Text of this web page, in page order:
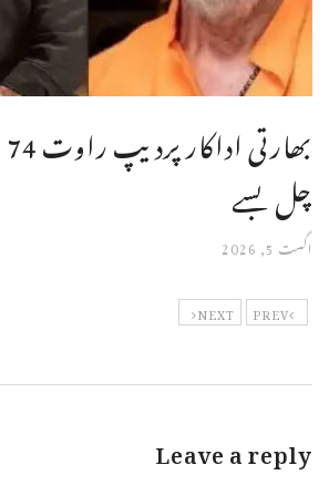
چل بسے
اگست 5, 2026
PREV
NEXT
Leave a reply